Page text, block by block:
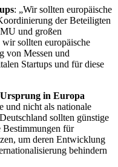
: „Wir sollten europäische
der Beteiligten
und großen
sollten europäische
von Messen und
Startups und für diese
in Europa
und nicht als nationale
sollten günstige
Bestimmungen für
um deren Entwicklung
behindern